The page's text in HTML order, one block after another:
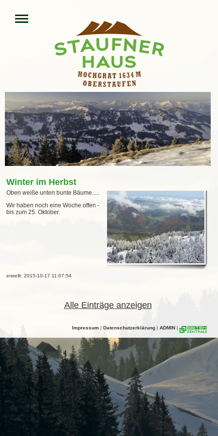
Winter im Herbst
Oben weiße unten bunte Bäume.....
Wir haben noch eine Woche offen -
bis zum 25. Oktober.
erstellt: 2015-10-17 11:07:54
Alle Einträge anzeigen
Impressum | Datenschutzerklärung | ADMIN |